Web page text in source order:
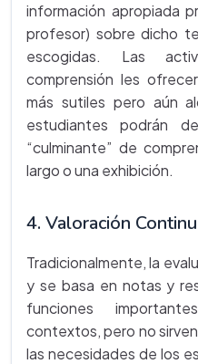
información apropiada
profesor) sobre dicho
escogidas. Las
comprensión les
más sutiles pero aún
estudiantes podrán
“culminante” de
largo o una exhibición.
4. Valoración
Tradicionalmente, la
y se basa en notas y
funciones
contextos, pero no
las necesidades de los